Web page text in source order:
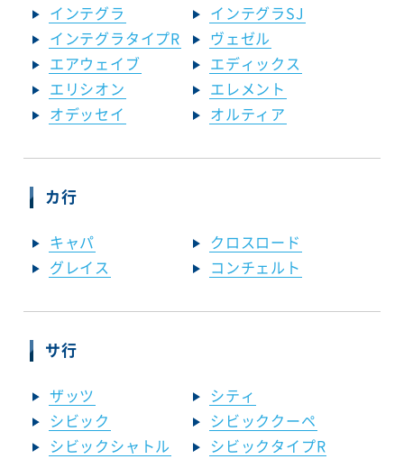
インテグラ
インテグラSJ
インテグラタイプR
ヴェゼル
エアウェイブ
エディックス
エリシオン
エレメント
オデッセイ
オルティア
カ行
キャパ
クロスロード
グレイス
コンチェルト
サ行
ザッツ
シティ
シビック
シビッククーペ
シビックシャトル
シビックタイプR